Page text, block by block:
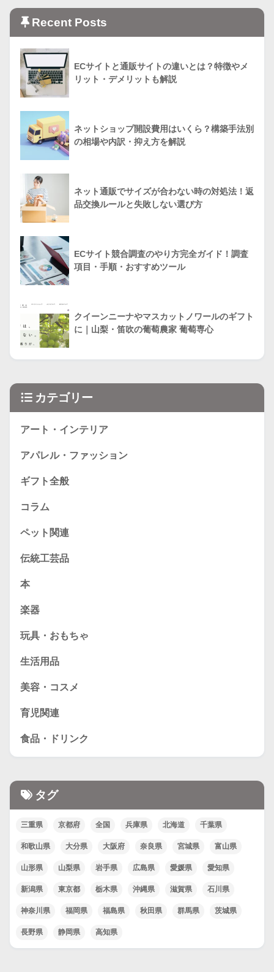
Recent Posts
ECサイトと通販サイトの違いとは？特徴やメ
リット・デメリットも解説
ネットショップ開設費用はいくら？構築手法別
の相場や内訳・抑え方を解説
ネット通販でサイズが合わない時の対処法！返
品交換ルールと失敗しない選び方
ECサイト競合調査のやり方完全ガイド！調査
項目・手順・おすすめツール
クイーンニーナやマスカットノワールのギフト
に｜山梨・笛吹の葡萄農家 葡萄専心
カテゴリー
アート・インテリア
アパレル・ファッション
ギフト全般
コラム
ペット関連
伝統工芸品
本
楽器
玩具・おもちゃ
生活用品
美容・コスメ
育児関連
食品・ドリンク
タグ
三重県 京都府 全国 兵庫県 北海道 千葉県
和歌山県 大分県 大阪府 奈良県 宮城県 富山県
山形県 山梨県 岩手県 広島県 愛媛県 愛知県
新潟県 東京都 栃木県 沖縄県 滋賀県 石川県
神奈川県 福岡県 福島県 秋田県 群馬県 茨城県
長野県 静岡県 高知県